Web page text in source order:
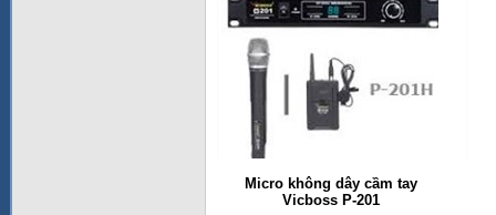
Micro không dây cầm tay
Vicboss P-201